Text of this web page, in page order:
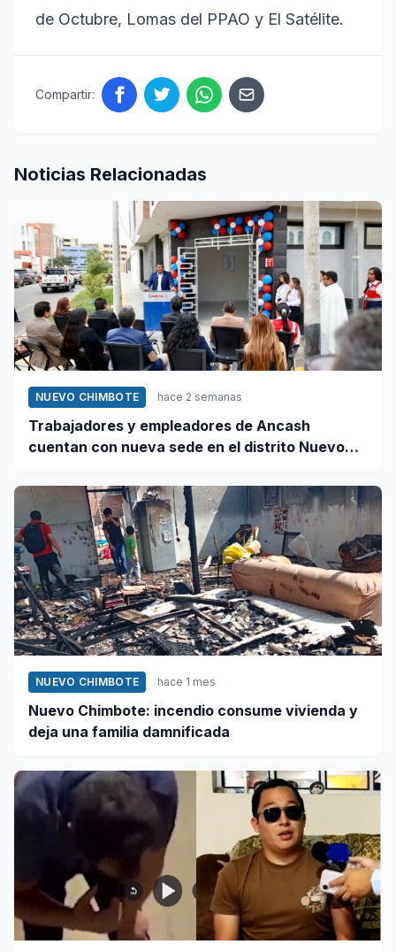
de Octubre, Lomas del PPAO y El Satélite.
Compartir:
Noticias Relacionadas
NUEVO CHIMBOTE hace 2 semanas
Trabajadores y empleadores de Ancash
cuentan con nueva sede en el distrito Nuevo
NUEVO CHIMBOTE hace 1 mes
Nuevo Chimbote: incendio consume vivienda y
deja una familia damnificada